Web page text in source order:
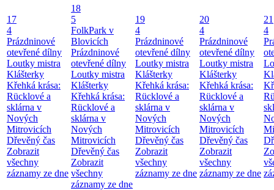
17
4
Prázdninové
otevřené dílny
Loutky mistra
Klášterky
Křehká krása:
Rücklové a
sklárna v
Nových
Mitrovicích
Dřevěný čas
Zobrazit
všechny
záznamy ze dne
18
5
FolkPark v
Blovicích
Prázdninové
otevřené dílny
Loutky mistra
Klášterky
Křehká krása:
Rücklové a
sklárna v
Nových
Mitrovicích
Dřevěný čas
Zobrazit
všechny
záznamy ze dne
19
4
Prázdninové
otevřené dílny
Loutky mistra
Klášterky
Křehká krása:
Rücklové a
sklárna v
Nových
Mitrovicích
Dřevěný čas
Zobrazit
všechny
záznamy ze dne
20
4
Prázdninové
otevřené dílny
Loutky mistra
Klášterky
Křehká krása:
Rücklové a
sklárna v
Nových
Mitrovicích
Dřevěný čas
Zobrazit
všechny
záznamy ze dne
21
4